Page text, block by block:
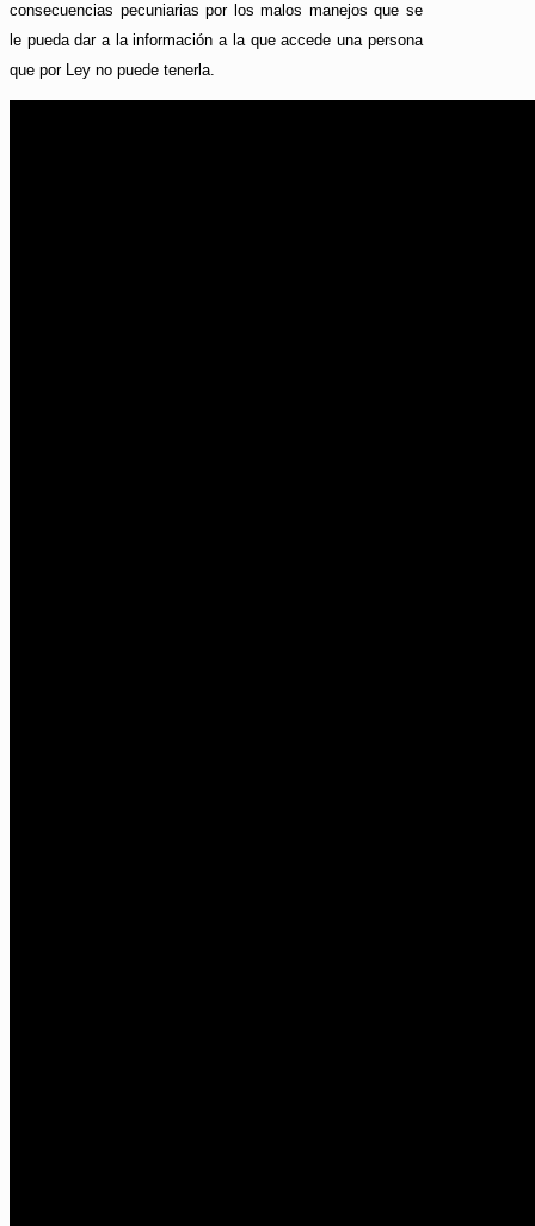
consecuencias pecuniarias por los malos manejos que se
le pueda dar a la información a la que accede una persona
que por Ley no puede tenerla.